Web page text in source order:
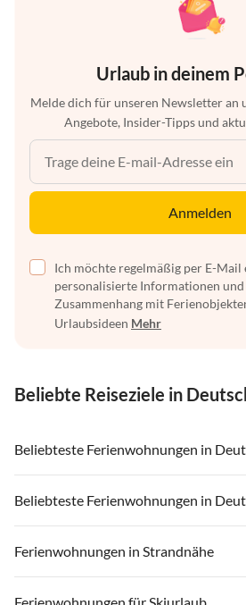
Urlaub in deinem
Melde dich für unseren Newsletter an
Angebote, Insider-Tipps und
Anmelden
Ich möchte regelmäßig per E-Mail
personalisierte Informationen
Zusammenhang mit
Urlaubsideen Mehr
Beliebte Reiseziele in
Beliebteste Ferienwohnungen in
Ferienwohnungen in Deutschland
Ferienwohnungen in Ostsee
Ferienwohnungen in Nordsee
Beliebteste Ferienwohnungen in
Ferienwohnungen in Deutschland
Ferienwohnungen in Ostsee
Ferienwohnungen in Strandnähe
Ferienwohnungen in Strandnähe in
Ferienwohnungen für Skiurlaub